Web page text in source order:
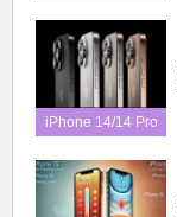
iPhone 14/14 Pro